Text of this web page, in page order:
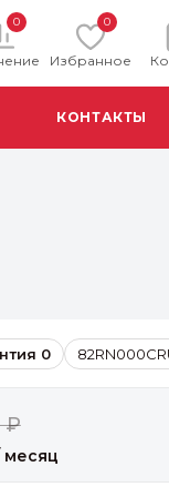
0 0
Избранное
КОНТАКТЫ
0
₽